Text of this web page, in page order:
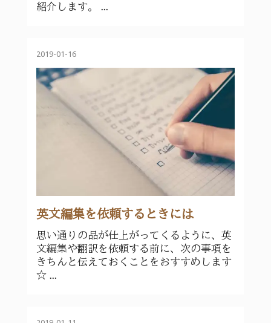
紹介します。 ...
2019-01-16
英文編集を依頼するときには
思い通りの品が仕上がってくるように、英
文編集や翻訳を依頼する前に、次の事項を
きちんと伝えておくことをおすすめします
☆ ...